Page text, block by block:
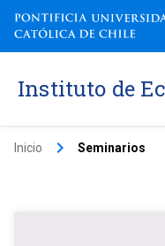
Instituto de
Inicio keyboard_arrow_right Seminarios